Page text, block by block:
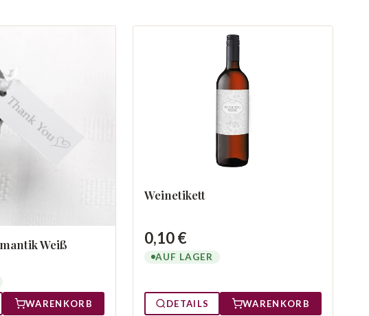
Weiß
WARENKORB
Weinetikett
0,10 €
AUF LAGER
DETAILS WARENKORB